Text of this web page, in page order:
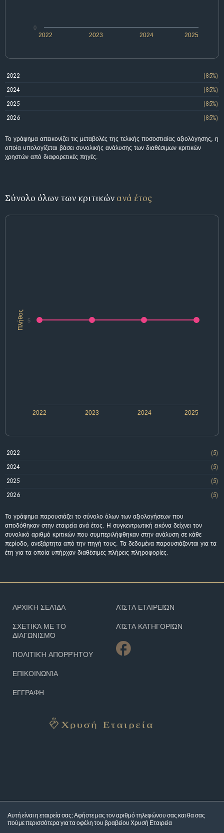
2022 2024
2023 2025
0
2022
(85%)
2024
(85%)
2025
(85%)
2026
(85%)
Το γράφημα απεικονίζει τις μεταβολές της τελικής ποσοστιαίας αξιολόγησης, η
οποία υπολογίζεται βάσει συνολικής ανάλυσης των διαθέσιμων κριτικών
χρηστών από διαφορετικές πηγές.
Σύνολο όλων των κριτικών ανά έτος
Πλήθος
2022 2024
2023 2025
5
2022
(5)
2024
(5)
2025
(5)
2026
(5)
Το γράφημα παρουσιάζει το σύνολο όλων των αξιολογήσεων που
αποδόθηκαν στην εταιρεία ανά έτος. Η συγκεντρωτική εικόνα δείχνει τον
συνολικό αριθμό κριτικών που συμπεριλήφθηκαν στην ανάλυση σε κάθε
περίοδο, ανεξάρτητα από την πηγή τους. Τα δεδομένα παρουσιάζονται για τα
έτη για τα οποία υπήρχαν διαθέσιμες πλήρεις πληροφορίες.
Αυτή είναι η εταιρεία σας; Αφήστε μας τον αριθμό τηλεφώνου σας και θα σας
πούμε περισσότερα για ταοφέλη του βραβείου Χρυσή Εταιρεία
ΑΡΧΙΚΉ ΣΕΛΊΔΑ
ΣΧΕΤΙΚΆ ΜΕ ΤΟ
ΔΙΑΓΩΝΙΣΜΌ
ΠΟΛΙΤΙΚΉ ΑΠΟΡΡΉΤΟΥ
ΕΠΙΚΟΙΝΩΝΊΑ
ΕΓΓΡΑΦΗ
ΛΊΣΤΑ ΕΤΑΙΡΕΙΏΝ
ΛΊΣΤΑ ΚΑΤΗΓΟΡΙΏΝ